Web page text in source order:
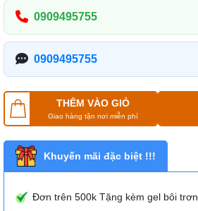
0909495755
0909495755
THÊM VÀO GIỎ
Giao hàng tận nơi miễn phí
Khuyến mãi đặc biệt !!!
Đơn trên 500k Tặng kèm gel bôi trơn